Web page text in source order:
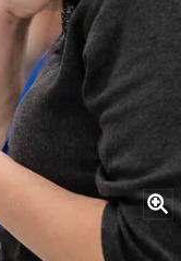
как Петербург